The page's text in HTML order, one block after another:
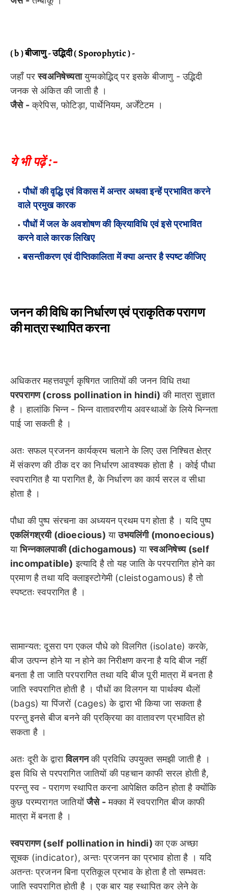
( b ) बीजाणु - उद्भिदी ( Sporophytic ) -
जहाँ परस्वअनिषेच्यतायुग्मकोद्भिद् पर इसके बीजाणु - उद्भिदी
जनक से अंकित की जाती है ।
जैसे -क्रेपिस, फोटिड़ा, पार्थेनियम, अर्जेंटेटम ।
ये भी पढ़ें :-
पौधों की वृद्धि एवं विकास में अन्तर अथवा इन्हें प्रभावित करने
वाले प्रमुख कारक
पौधों में जल के अवशोषण की क्रियाविधि एवं इसे प्रभावित
करने वाले कारक लिखिए
बसन्तीकरण एवं दीप्तिकालिता में क्या अन्तर है स्पष्ट कीजिए
जनन की विधि का निर्धारण एवं प्राकृतिक परागण
की मात्रा स्थापित करना
अधिकतर महत्तवपूर्ण कृषिगत जातियों की जनन विधि तथा
परपरागण (cross pollination in hindi) की मात्रा सुज्ञात
है । हालांकि भिन्न - भिन्न वातावरणीय अवस्थाओं के लिये भिन्नता
पाई जा सकती है ।
अतः सफल प्रजनन कार्यक्रम चलाने के लिए उस निश्चित क्षेत्र
में संकरण की ठीक दर का निर्धारण आवश्यक होता है । कोई पौधा
स्वपरागित है या परागित है, के निर्धारण का कार्य सरल व सीधा
होता है ।
पौधा की पुष्प संरचना का अध्ययन प्रथम पग होता है । यदि पुष्प
एकलिंगश्रयी (dioecious) याउभयलिंगी (monoecious)
याभिन्नकालपाकी (dichogamous) यास्वअनिषेच्य (self
incompatible) इत्यादि है तो यह जाति के परपरागित होने का
प्रमाण है तथा यदि क्लाइस्टोगेमी (cleistogamous) है तो
स्पष्टतः स्वपरागित है ।
सामान्यत: दूसरा पग एकल पौधे को विलगित (isolate) करके,
बीज उत्पन्न होने या न होने का निरीक्षण करना है यदि बीज नहीं
बनता है ता जाति परपरागित तथा यदि बीज पूरी मात्रा में बनता है
जाति स्वपरागित होती है । पौधों का विलगन या पार्थक्य थैलों
(bags) या पिंजरों (cages) के द्वारा भी किया जा सकता है
परन्तु इनसे बीज बनने की प्रक्रिया का वातावरण प्रभावित हो
सकता है ।
अतः दूरी के द्वाराविलगनकी प्रविधि उपयुक्त समझी जाती है ।
इस विधि से परपरागित जातियों की पहचान काफी सरल होती है,
परन्तु स्व - परागण स्थापित करना आपेक्षित कठिन होता है क्योंकि
कुछ परम्परागत जातियोंजैसे -मक्का में स्वपरागित बीज काफी
मात्रा में बनता है ।
स्वपरागण (self pollination in hindi)का एक अच्छा
सूचक (indicator), अन्तः प्रजनन का प्रभाव होता है । यदि
अतन्तः प्रजनन बिना प्रतिकूल प्रभाव के होता है तो सम्भवतः
जाति स्वपरागित होती है । एक बार यह स्थापित कर लेने के